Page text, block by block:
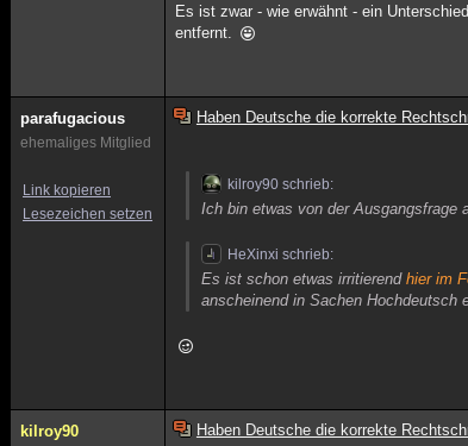
Es ist zwar - wie erwähnt - ein
entfernt.
parafugacious
ehemaliges Mitglied
Link kopieren
Lesezeichen setzen
Haben Deutsche die korrekte
kilroy90 schrieb:
Ich bin etwas von der Ausgangsfrage
HeXinxi schrieb:
Es ist schon etwas irritierendhier im
anscheinend in Sachen Hochdeutsch
kilroy90 Haben Deutsche die korrekte